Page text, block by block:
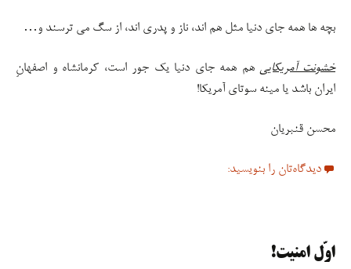
بچه ها همه جای دنیا مثل هم اند، ناز و پدری اند، از سگ می ترسند و…
خشونت آمریکایی هم همه جای دنیا یک جور است، کرمانشاه و اصفهانِ
ایران باشد یا مینه سوتای آمریکا!
محسن قنبریان
دیدگاه‌تان را بنویسید:
اوّل امنیت!